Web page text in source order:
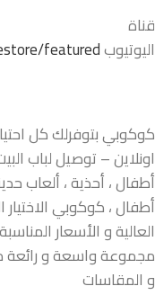
قناة
اليوتيوبfeatured
كوكوبي بتوفرلك كل
اونلاين – توصيل لباب
أطفال ، أحذية ، ألعاب
أطفال ، كوكوبي
العالية و الأسعار
مجموعة واسعة و رائعة
و المقاسات